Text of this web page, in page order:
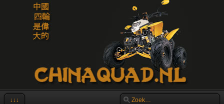
↓↓↓